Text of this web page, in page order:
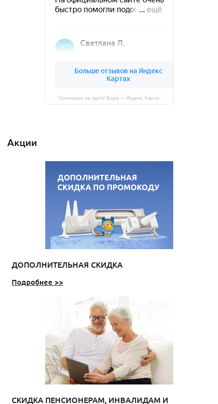
Солнышко на карте Бора — Яндекс Карты
Акции
ДОПОЛНИТЕЛЬНАЯ СКИДКА
Подробнее >>
СКИДКА ПЕНСИОНЕРАМ, ИНВАЛИДАМ И